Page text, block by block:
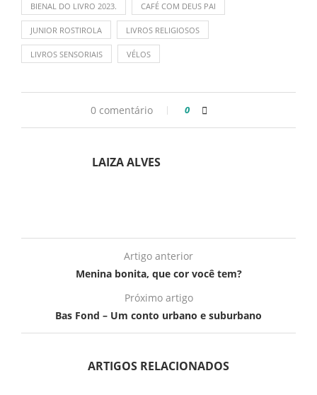
BIENAL DO LIVRO 2023. CAFÉ COM DEUS PAI
JUNIOR ROSTIROLA LIVROS RELIGIOSOS
LIVROS SENSORIAIS VÉLOS
0 comentário 0
LAIZA ALVES
Artigo anterior
Menina bonita, que cor você tem?
Próximo artigo
Bas Fond – Um conto urbano e suburbano
ARTIGOS RELACIONADOS